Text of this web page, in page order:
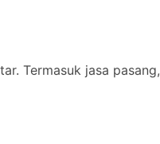
Termasuk jasa pasang,